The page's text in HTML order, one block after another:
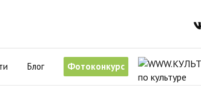
Блог Фотоконкурс